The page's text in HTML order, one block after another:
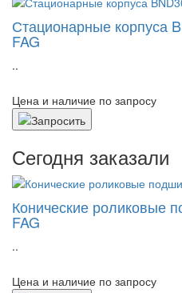
Стационарные корпуса
FAG
..
Цена и наличие по запросу
Сегодня заказали
Конические роликовые
FAG
..
Цена и наличие по запросу